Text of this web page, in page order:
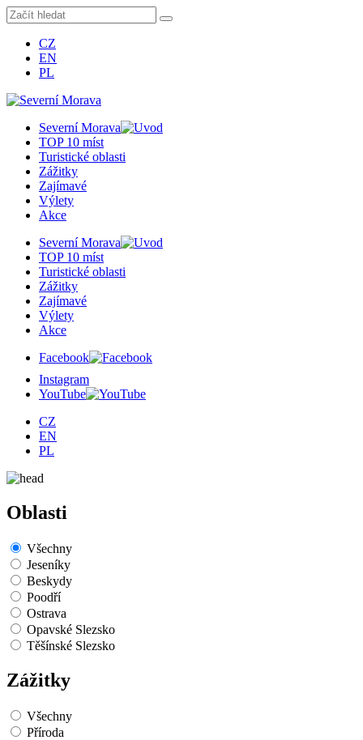
CZ
EN
PL
Severní Morava
TOP 10 míst
Turistické oblasti
Zážitky
Zajímavé
Výlety
Akce
Severní Morava
TOP 10 míst
Turistické oblasti
Zážitky
Zajímavé
Výlety
Akce
Facebook
Instagram
YouTube
CZ
EN
PL
Oblasti
Všechny
Jeseníky
Beskydy
Poodří
Ostrava
Opavské Slezsko
Těšínské Slezsko
Zážitky
Všechny
Příroda